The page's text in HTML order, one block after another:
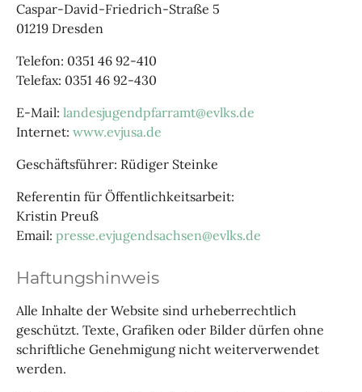
Caspar-David-Friedrich-Straße 5
01219 Dresden
Telefon: 0351 46 92-410
Telefax: 0351 46 92-430
E-Mail: landesjugendpfarramt@evlks.de
Internet: www.evjusa.de
Geschäftsführer: Rüdiger Steinke
Referentin für Öffentlichkeitsarbeit:
Kristin Preuß
Email: presse.evjugendsachsen@evlks.de
Haftungshinweis
Alle Inhalte der Website sind urheberrechtlich
geschützt. Texte, Grafiken oder Bilder dürfen ohne
schriftliche Genehmigung nicht weiterverwendet
werden.